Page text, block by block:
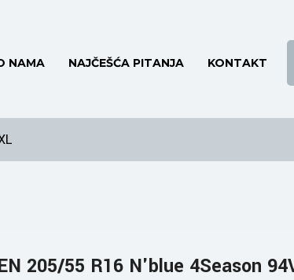
NAMA NAJČEŠĆA PITANJA KONTAKT
205/55 R16 N'blue 4Season